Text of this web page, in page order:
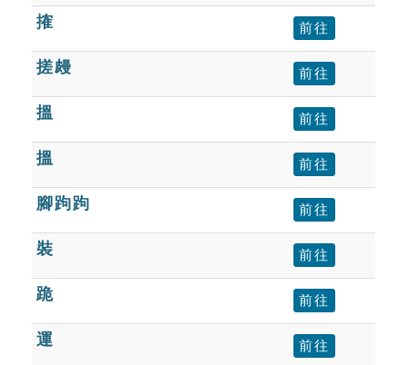
遊戲專區
教學應用
貓頭鷹博士
搉 前往
搓㿸 前往
搵 前往
搵 前往
腳跔跔 前往
裝 前往
跪 前往
運 前往